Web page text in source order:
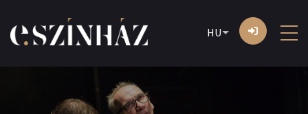
HU